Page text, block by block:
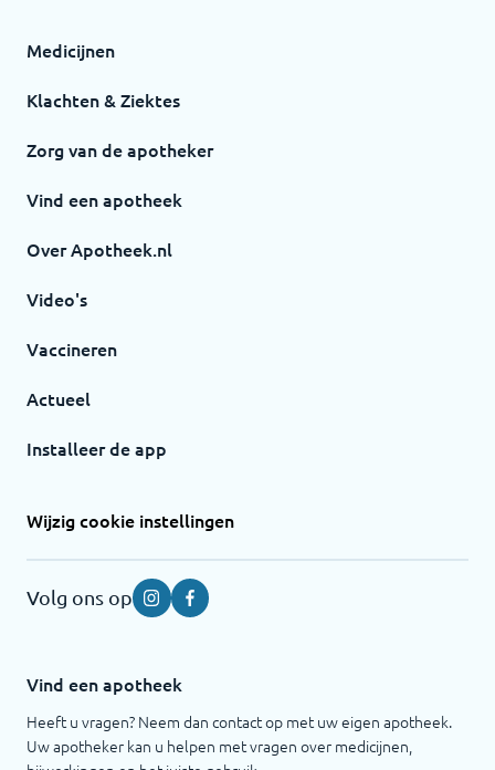
Medicijnen
Klachten & Ziektes
Zorg van de apotheker
Vind een apotheek
Over Apotheek.nl
Video's
Vaccineren
Actueel
Installeer de app
Wijzig cookie instellingen
Volg ons op InstagramFacebook
Vind een apotheek
Heeft u vragen? Neem dan contact op met uw eigen apotheek.
Uw apotheker kan u helpen met vragen over medicijnen,